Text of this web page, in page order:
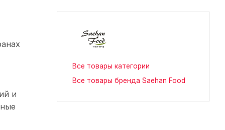
и
Все товары категории
Все товары бренда Saehan Food